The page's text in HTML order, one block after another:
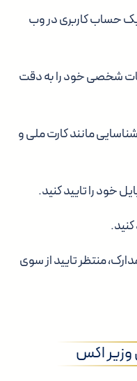
یک حساب کاربری در وب
شخصی خود را به دقت
مانند کارت ملی و
خود را تایید کنید.
منتظر تایید از سوی
اکس